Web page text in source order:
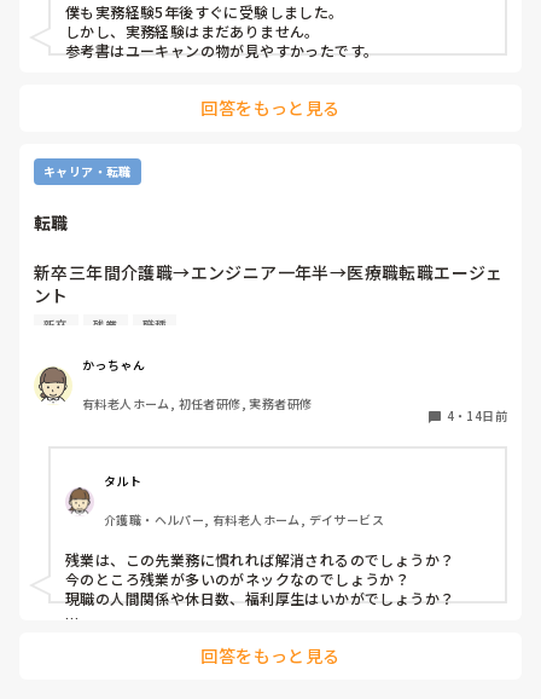
僕も実務経験5年後すぐに受験しました。
しかし、実務経験はまだありません。
参考書はユーキャンの物が見やすかったです。
回答をもっと見る
キャリア・転職
転職
新卒三年間介護職→エンジニア一年半→医療職転職エージェ
ント
今は看護師さんの転職エージェントとして働いてますが、想
像以上に残業が多く、入ってまだ半年ですがこれなら介護職
の方が気楽なのでは⁇と思ってきました。
この前先不満を持ちながらやり続けても、なんだかな…と思
いつつ、介護職に踏み切れないままでいます。
今現在28歳。
介護士に戻るとしても、30歳までが踏ん切りだと思ってま
す。
転職歴ある方、アドバイスいただけますと幸いです🙇‍♀️
新卒 残業 職種
かっちゃん
有料老人ホーム, 初任者研修, 実務者研修
4・ 14日前
タルト
介護職・ヘルパー, 有料老人ホーム, デイサービス
残業は、この先業務に慣れれば解消されるのでしょうか？
今のところ残業が多いのがネックなのでしょうか？
現職の人間関係や休日数、福利厚生はいかがでしょうか？
ませんが、一般企業ではなかなかない早番、遅番、夜勤があり
回答をもっと見る